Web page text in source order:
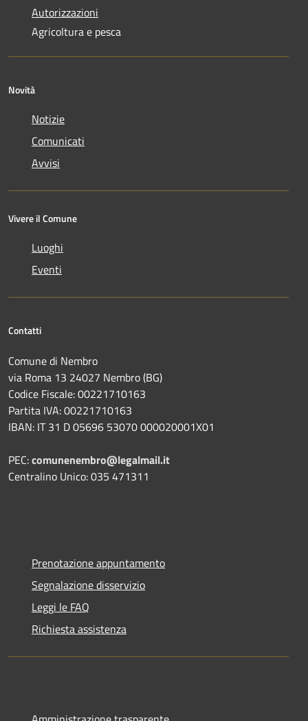
Autorizzazioni
Agricoltura e pesca
Novità
Notizie
Comunicati
Avvisi
Vivere il Comune
Luoghi
Eventi
Contatti
Comune di Nembro
via Roma 13 24027 Nembro (BG)
Codice Fiscale: 00221710163
Partita IVA: 00221710163
IBAN: IT 31 D 05696 53070 000020001X01
PEC:comunenembro@legalmail.it
Centralino Unico: 035 471311
Prenotazione appuntamento
Segnalazione disservizio
Leggi le FAQ
Richiesta assistenza